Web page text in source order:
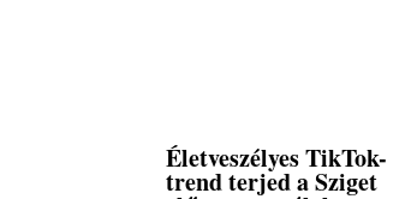
Életveszélyes TikTok-
trend terjed a Sziget